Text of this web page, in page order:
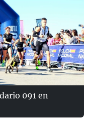
091 en